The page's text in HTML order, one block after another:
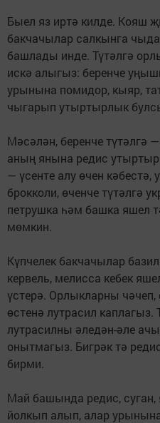
Быел яз иртә килде. Кояш
бакчачылар салкынга
башлады инде. Түтәлгә
искә алыгыз: беренче
урынына помидор, кыяр,
чыгарып утыртырлык
Мәсәлән, беренче түтәлгә
аның янына редис
— үсенте алу өчен
брокколи, өченче түтәлгә
петрушка һәм башка яшел
мөмкин.
Күпчелек бакчачылар
кервель, мелисса кебек
үстерә. Орлыкларны чәчеп,
өстенә лутрасил каплагыз.
лутрасилны әледән-әле
онытмагыз. Бигрәк тә
бирми.
Май башында редис, суган,
йолкып алып, алар